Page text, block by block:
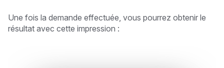
Une fois la demande effectuée, vous pourrez obtenir le
résultat avec cette impression :